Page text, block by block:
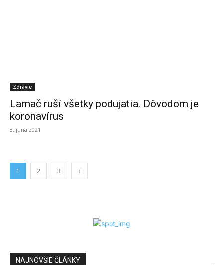
Zdravie
Lamač ruší všetky podujatia. Dôvodom je
koronavírus
8. júna 2021
1 2 3
NAJNOVŠIE ČLÁNKY